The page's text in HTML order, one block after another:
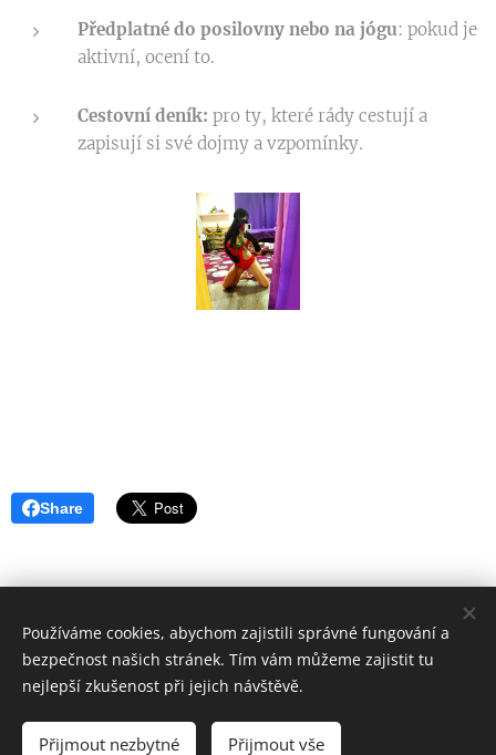
Předplatné do posilovny nebo na jógu: pokud je
aktivní, ocení to.
Cestovní deník: pro ty, které rády cestují a
zapisují si své dojmy a vzpomínky.
Share
Masáže Songare
Nádražní 962/123, Ostrava
Všechna práva vyhrazena 2023
Používáme cookies, abychom zajistili správné fungování a
bezpečnost našich stránek. Tím vám můžeme zajistit tu
nejlepší zkušenost při jejich návštěvě.
Přijmout nezbytné Přijmout vše